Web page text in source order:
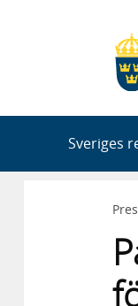
Sveriges